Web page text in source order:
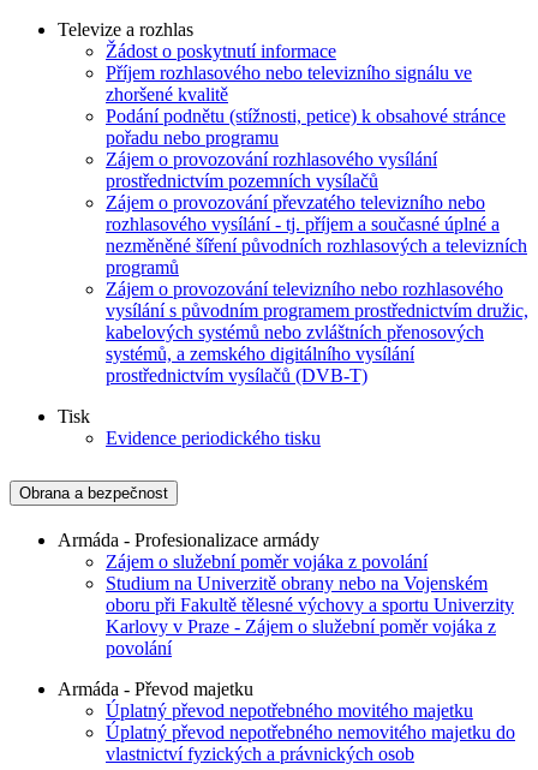
Televize a rozhlas
Žádost o poskytnutí informace
Příjem rozhlasového nebo televizního signálu ve
zhoršené kvalitě
Podání podnětu (stížnosti, petice) k obsahové stránce
pořadu nebo programu
Zájem o provozování rozhlasového vysílání
prostřednictvím pozemních vysílačů
Zájem o provozování převzatého televizního nebo
rozhlasového vysílání - tj. příjem a současné úplné a
nezměněné šíření původních rozhlasových a televizních
programů
Zájem o provozování televizního nebo rozhlasového
vysílání s původním programem prostřednictvím družic,
kabelových systémů nebo zvláštních přenosových
systémů, a zemského digitálního vysílání
prostřednictvím vysílačů (DVB-T)
Tisk
Evidence periodického tisku
Obrana a bezpečnost
Armáda - Profesionalizace armády
Zájem o služební poměr vojáka z povolání
Studium na Univerzitě obrany nebo na Vojenském
oboru při Fakultě tělesné výchovy a sportu Univerzity
Karlovy v Praze - Zájem o služební poměr vojáka z
povolání
Armáda - Převod majetku
Úplatný převod nepotřebného movitého majetku
Úplatný převod nepotřebného nemovitého majetku do
vlastnictví fyzických a právnických osob